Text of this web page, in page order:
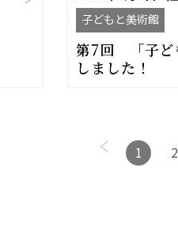
子どもと美術館
第7回 「子ど
しました！
1 2